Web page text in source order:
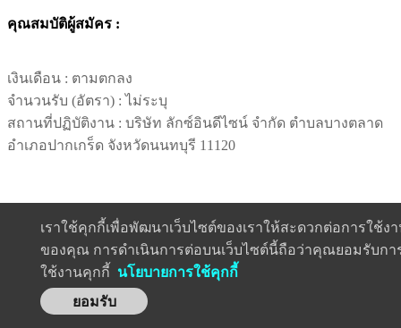
คุณสมบัติผู้สมัคร :
เงินเดือน : ตามตกลง
จำนวนรับ (อัตรา) : ไม่ระบุ
สถานที่ปฏิบัติงาน : บริษัท ลักซ์อินดีไซน์ จำกัด ตำบลบางตลาด
อำเภอปากเกร็ด จังหวัดนนทบุรี 11120
เราใช้คุกกี้เพื่อพัฒนาเว็บไซต์ของเราให้สะดวกต่อการใช้ง
ของคุณ การดำเนินการต่อบนเว็บไซต์นี้ถือว่าคุณยอมรับกา
ใช้งานคุกกี้ นโยบายการใช้คุกกี้